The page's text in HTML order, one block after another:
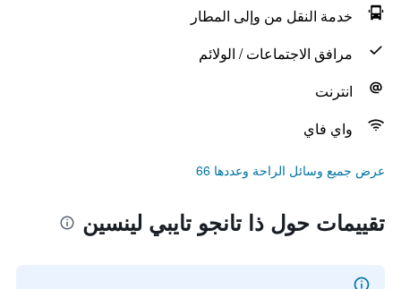
خدمة النقل من وإلى المطار
مرافق الاجتماعات / الولائم
انترنت
واي فاي
عرض جميع وسائل الراحة وعددها 66
تقييمات حول ذا تانجو تايبي لينسين